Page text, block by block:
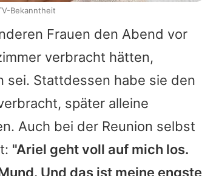
Frauen den Abend vor
verbracht hätten,
sei. Stattdessen habe sie den
später alleine
Auch bei der Reunion selbst
"Ariel geht voll auf mich los.
Und das ist meine engste
Bekanntheit